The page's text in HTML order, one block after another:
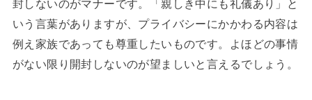
封しないのがマナーです。「親しき中にも礼儀あり」と
いう言葉がありますが、プライバシーにかかわる内容は
例え家族であっても尊重したいものです。よほどの事情
がない限り開封しないのが望ましいと言えるでしょう。